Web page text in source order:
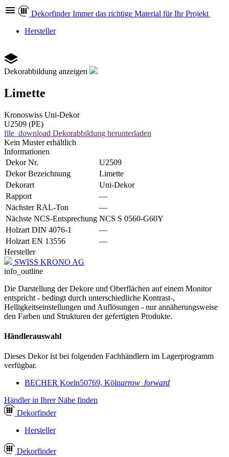
Dekorfinder Immer das richtige Material für Ihr Projekt
Hersteller
Dekorabbildung anzeigen
Limette
Kronoswiss Uni-Dekor
U2509 (PE)
file_download Dekorabbildung herunterladen
Kein Muster erhältlich
Informationen
Dekor Nr.
U2509
Dekor Bezeichnung
Limette
Dekorart
Uni-Dekor
Rapport
—
Nächster RAL-Ton
—
Nächste NCS-Entsprechung NCS S 0560-G60Y
Holzart DIN 4076-1
—
Holzart EN 13556
—
Hersteller
SWISS KRONO AG
info_outline
Die Darstellung der Dekore und Oberflächen auf einem Monitor
entspricht - bedingt durch unterschiedliche Kontrast-,
Helligkeitseinstellungen und Auflösungen - nur annäherungsweise
den Farben und Strukturen der gefertigten Produkte.
Händlerauswahl
Dieses Dekor ist bei folgenden Fachhändlern im Lagerprogramm
verfügbar.
BECHER Koeln50769, Kölnarrow_forward
Händler in Ihrer Nähe finden
Dekorfinder
Hersteller
Dekorfinder